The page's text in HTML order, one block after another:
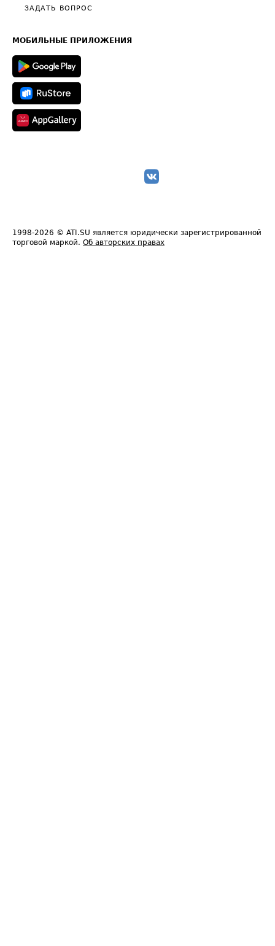
Общие положения
Полезное по перевозкам
Техническая информация
ЗАДАТЬ ВОПРОС
МОБИЛЬНЫЕ ПРИЛОЖЕНИЯ
1998-2026 © ATI.SU является юридически зарегистрированной
торговой маркой. Об авторских правах